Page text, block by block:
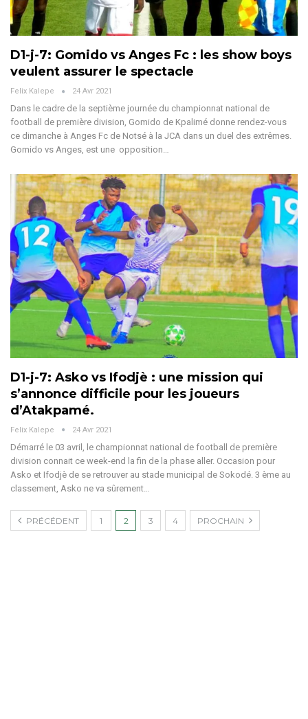
D1-j-7: Gomido vs Anges Fc : les show boys
veulent assurer le spectacle
Felix Kalepe 24 Avr 2021
Dans le cadre de la septième journée du championnat national de
football de première division, Gomido de Kpalimé donne rendez-vous
ce dimanche à Anges Fc de Notsé à la JCA dans un duel des extrêmes.
Gomido vs Anges, est une opposition…
D1-j-7: Asko vs Ifodjè : une mission qui
s’annonce difficile pour les joueurs
d’Atakpamé.
Felix Kalepe 24 Avr 2021
Démarré le 03 avril, le championnat national de football de première
division connait ce week-end la fin de la phase aller. Occasion pour
Asko et Ifodjè de se retrouver au stade municipal de Sokodé. 3 ème au
classement, Asko ne va sûrement…
PRÉCÉDENT 1 2 3 4 PROCHAIN